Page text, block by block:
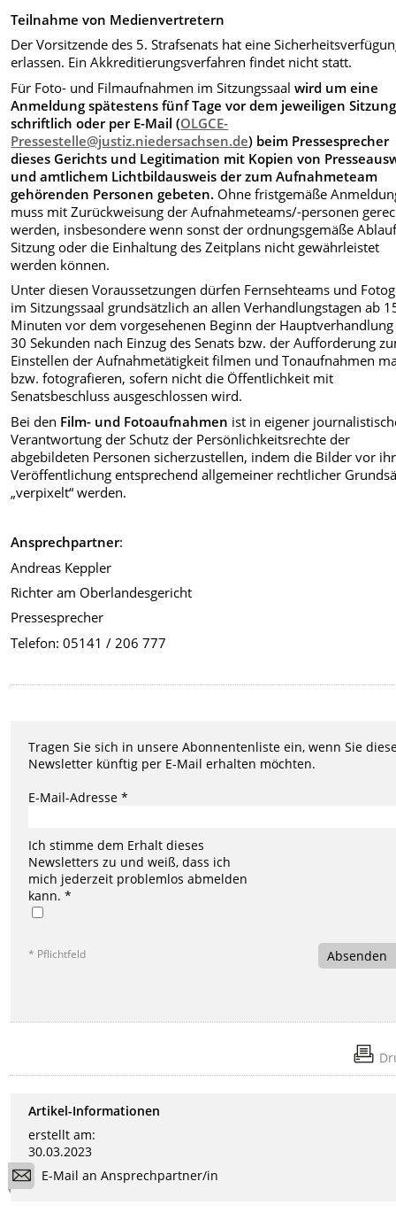
Teilnahme von Medienvertretern
Der Vorsitzende des 5. Strafsenats hat eine
erlassen. Ein Akkreditierungsverfahren findet nicht statt.
Für Foto- und Filmaufnahmen im Sitzungssaalwird um eine
Anmeldung spätestens fünf Tage vor dem jeweiligen
schriftlich oder per E-Mail (OLGCE-
Pressestelle@justiz.niedersachsen.de) beim Pressesprecher
dieses Gerichts und Legitimation mit Kopien von
und amtlichem Lichtbildausweis der zum Aufnahmeteam
gehörenden Personen gebeten. Ohne fristgemäße
muss mit Zurückweisung der Aufnahmeteams/-personen
werden, insbesondere wenn sonst der ordnungsgemäße
Sitzung oder die Einhaltung des Zeitplans nicht gewährleistet
werden können.
Unter diesen Voraussetzungen dürfen Fernsehteams und
im Sitzungssaal grundsätzlich an allen Verhandlungstagen ab
Minuten vor dem vorgesehenen Beginn der
30 Sekunden nach Einzug des Senats bzw. der Aufforderung
Einstellen der Aufnahmetätigkeit filmen und Tonaufnahmen
bzw. fotografieren, sofern nicht die Öffentlichkeit mit
Senatsbeschluss ausgeschlossen wird.
Bei den Film- und Fotoaufnahmen ist in eigener
Verantwortung der Schutz der Persönlichkeitsrechte der
abgebildeten Personen sicherzustellen, indem die Bilder vor
Veröffentlichung entsprechend allgemeiner rechtlicher
„verpixelt“ werden.
Ansprechpartner:
Andreas Keppler
Richter am Oberlandesgericht
Pressesprecher
Telefon: 05141 / 206 777
Tragen Sie sich in unsere Abonnentenliste ein, wenn Sie
Newsletter künftig per E-Mail erhalten möchten.
E-Mail-Adresse *
Ich stimme dem Erhalt dieses
Newsletters zu und weiß, dass ich
mich jederzeit problemlos abmelden
kann. *
* Pflichtfeld Absenden
Artikel-Informationen
erstellt am:
30.03.2023
E-Mail an Ansprechpartner/in